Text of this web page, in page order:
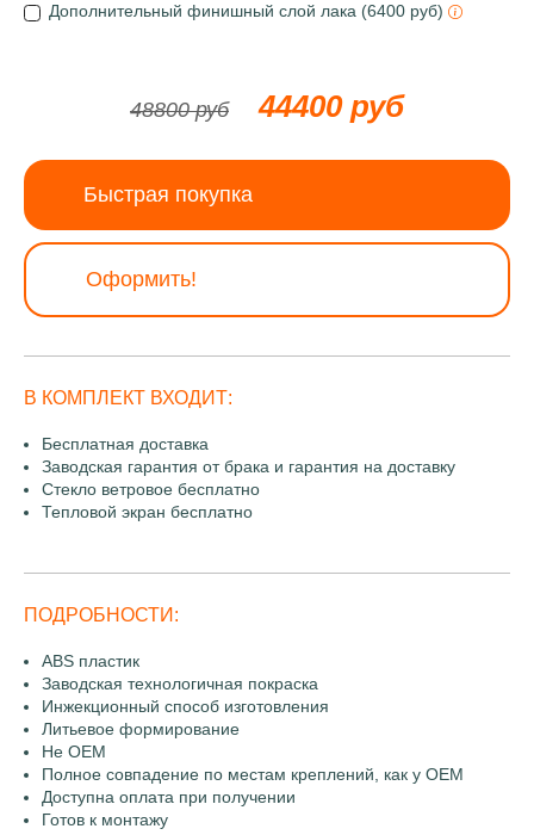
Дополнительный финишный слой лака (6400 руб)
48800 руб 44400 руб
Быстрая покупка
Оформить!
В КОМПЛЕКТ ВХОДИТ:
Бесплатная доставка
Заводская гарантия от брака и гарантия на доставку
Стекло ветровое бесплатно
Тепловой экран бесплатно
ПОДРОБНОСТИ:
ABS пластик
Заводская технологичная покраска
Инжекционный способ изготовления
Литьевое формирование
Не OEM
Полное совпадение по местам креплений, как у OEM
Доступна оплата при получении
Готов к монтажу